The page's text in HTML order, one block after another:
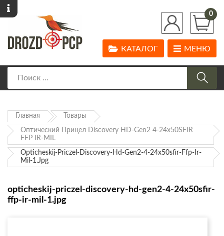
0
МЕНЮ
КАТАЛОГ
Главная Товары
Оптический Прицел Discovery HD-Gen2 4-24x50SFIR
FFP IR-MIL
Opticheskij-Priczel-Discovery-Hd-Gen2-4-24x50sfir-Ffp-Ir-
Mil-1.jpg
opticheskij-priczel-discovery-hd-gen2-4-24x50sfir-
ffp-ir-mil-1.jpg